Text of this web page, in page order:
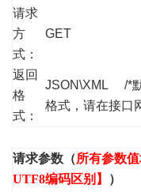
请求
方
式：
GET
返回
格
式：
JSON\XML /*
格式，请在接口
请求参数（所有参数
UTF8编码区别】
）